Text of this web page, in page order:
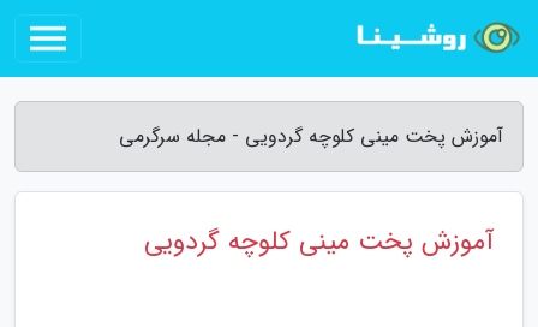
آموزش پخت مینی کلوچه گردویی - مجله سرگرمی
آموزش پخت مینی کلوچه گردویی